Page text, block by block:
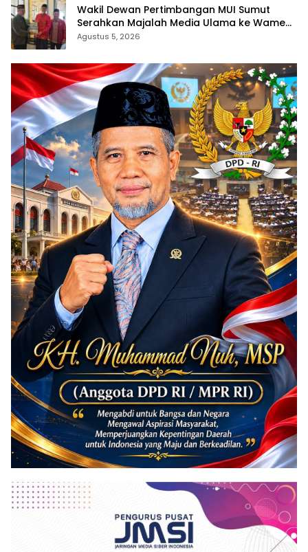
Wakil Dewan Pertimbangan MUI Sumut
Serahkan Majalah Media Ulama ke Wamen
dan Ketum PP Persis di Balige
Agustus 5, 2026